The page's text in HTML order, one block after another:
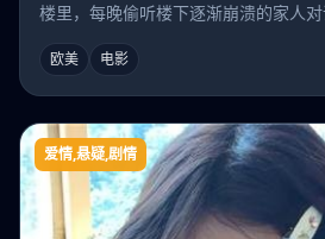
楼里，每晚偷听楼下逐渐崩溃的家人对
欧美 电影
夫人死后，江总他疯了
爱情,悬疑,剧情